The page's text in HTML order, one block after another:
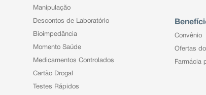
Manipulação
Descontos de Laboratório
Bioimpedância
Momento Saúde
Medicamentos Controlados
Cartão Drogal
Testes Rápidos
Convênio
Ofertas
Farmácia